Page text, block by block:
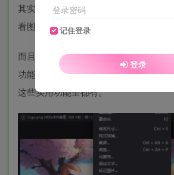
其实，很多人不知道——爱奇艺也出过
看图工具：爱奇艺看图。
而且软件运行速度极快，就算是上百兆
功能也很强大，像图片旋转、格式转换
这些实用功能全都有。
登录密码
记住登录
登录